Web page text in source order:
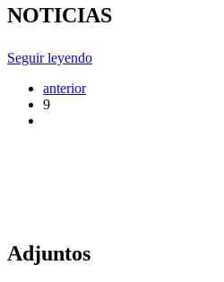
NOTICIAS
Seguir leyendo
anterior
9
Adjuntos